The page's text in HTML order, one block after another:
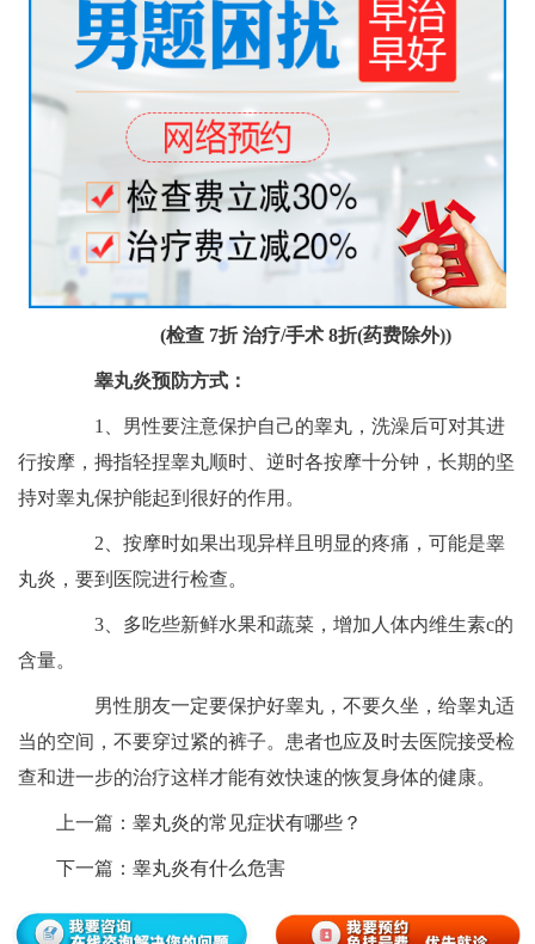
(检查 7折 治疗/手术 8折(药费除外))
睾丸炎预防方式：
1、男性要注意保护自己的睾丸，洗澡后可对其进
行按摩，拇指轻捏睾丸顺时、逆时各按摩十分钟，长期的坚
持对睾丸保护能起到很好的作用。
2、按摩时如果出现异样且明显的疼痛，可能是睾
丸炎，要到医院进行检查。
3、多吃些新鲜水果和蔬菜，增加人体内维生素c的
含量。
男性朋友一定要保护好睾丸，不要久坐，给睾丸适
当的空间，不要穿过紧的裤子。患者也应及时去医院接受检
查和进一步的治疗这样才能有效快速的恢复身体的健康。
上一篇： 睾丸炎的常见症状有哪些？
下一篇： 睾丸炎有什么危害